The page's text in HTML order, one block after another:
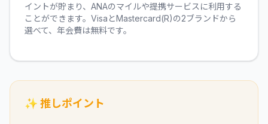
イントが貯まり、ANAのマイルや提携サービスに利用する
ことができます。VisaとMastercard(R)の2ブランドから
選べて、年会費は無料です。
✨ 推しポイント